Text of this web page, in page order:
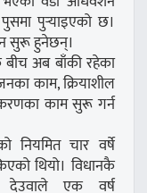
पुर्‍याइएको छ।
सुरू हुनेछन्।
बीच अब बाँकी रहेका
काम, क्रियाशील
काम सुरू गर्न
नियमित चार वर्षे
थियो। विधानकै
देउवाले एक वर्ष